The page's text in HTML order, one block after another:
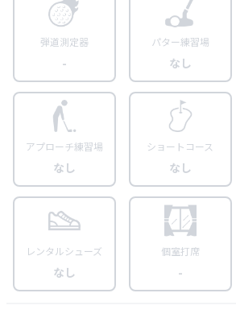
弾道測定器
-
パター練習場
なし
アプローチ練習場
なし
ショートコース
なし
レンタルシューズ
なし
個室打席
-